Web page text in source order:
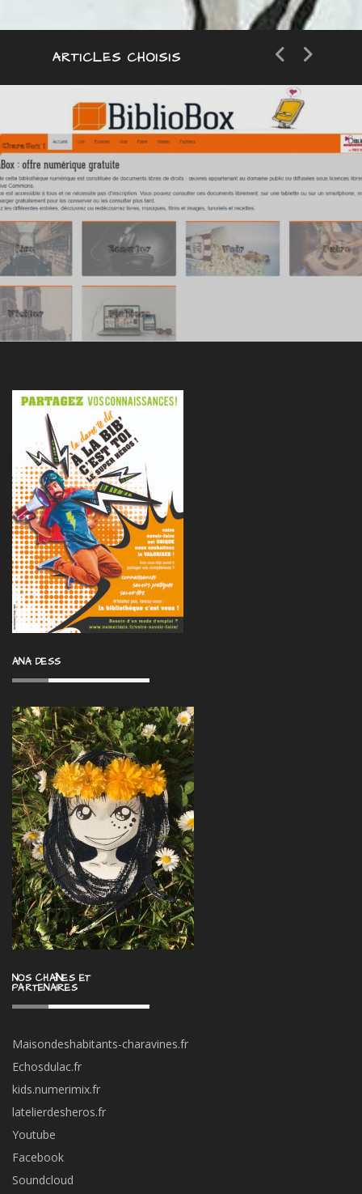
ARTICLES CHOISIS
ANA DESS
NOS CHAÎNES ET
PARTENAIRES
Maisondeshabitants-charavines.fr
Echosdulac.fr
kids.numerimix.fr
latelierdesheros.fr
Youtube
Facebook
Soundcloud